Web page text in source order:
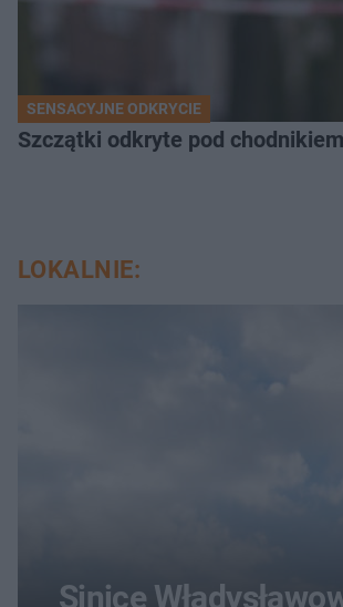
SENSACYJNE ODKRYCIE
Szczątki odkryte pod
LOKALNIE:
Sinice